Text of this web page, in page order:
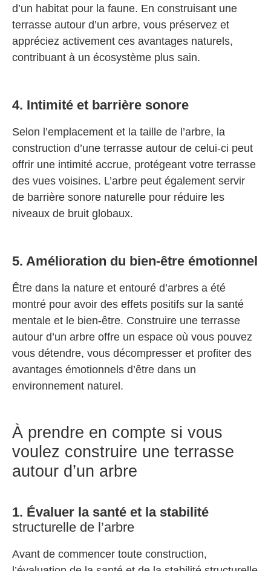
d’un habitat pour la faune. En construisant une
terrasse autour d’un arbre, vous préservez et
appréciez activement ces avantages naturels,
contribuant à un écosystème plus sain.
4. Intimité et barrière sonore
Selon l’emplacement et la taille de l’arbre, la
construction d’une terrasse autour de celui-ci peut
offrir une intimité accrue, protégeant votre terrasse
des vues voisines. L’arbre peut également servir
de barrière sonore naturelle pour réduire les
niveaux de bruit globaux.
5. Amélioration du bien-être émotionnel
Être dans la nature et entouré d’arbres a été
montré pour avoir des effets positifs sur la santé
mentale et le bien-être. Construire une terrasse
autour d’un arbre offre un espace où vous pouvez
vous détendre, vous décompresser et profiter des
avantages émotionnels d’être dans un
environnement naturel.
À prendre en compte si vous
voulez construire une terrasse
autour d’un arbre
1. Évaluer la santé et la stabilité
structurelle de l’arbre
Avant de commencer toute construction,